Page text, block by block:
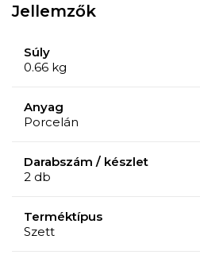
elemekkel, így olyan
kifinomultságukkal tűnnek ki.
megmutatkozik, a
ered, és az egész világon
Megjegyzés
Mosogatógépben mosható.
Szett
Jellemzők
Súly
0.66 kg
Anyag
Porcelán
Darabszám / készlet
2 db
Terméktípus
Szett